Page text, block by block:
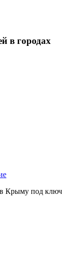
в городах
в Крыму под ключ